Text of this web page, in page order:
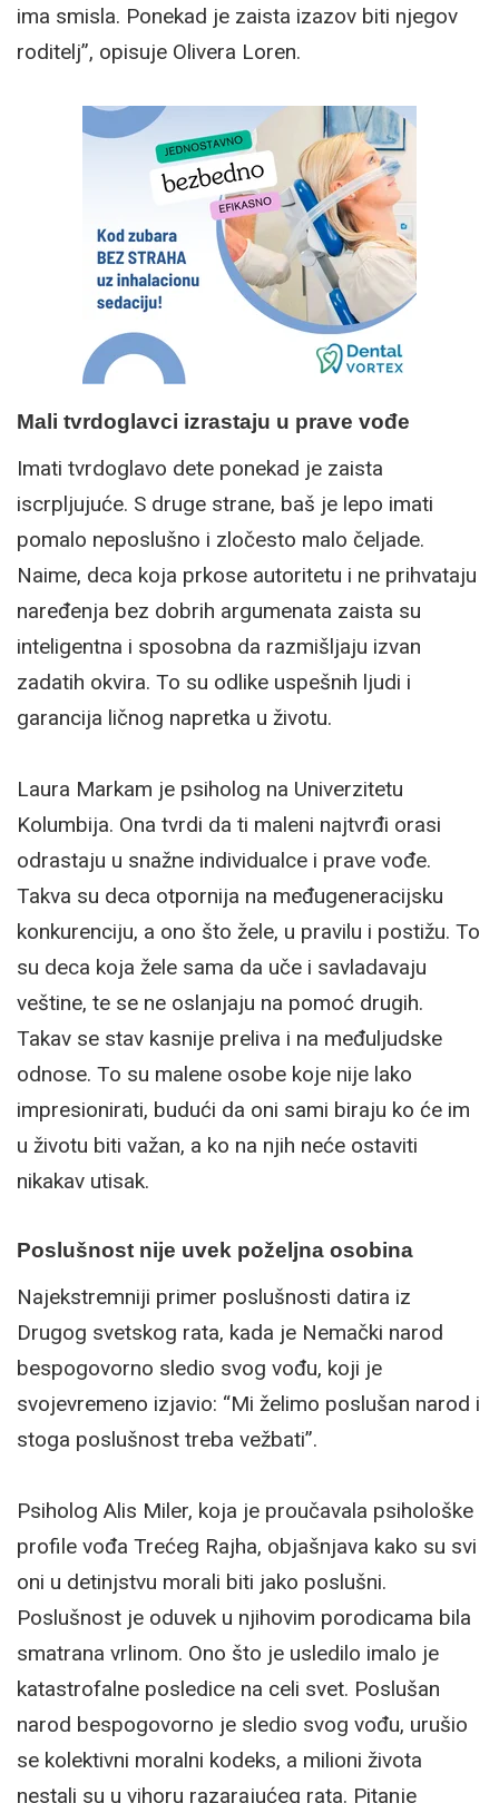
ima smisla. Ponekad je zaista izazov biti njegov
roditelj”, opisuje Olivera Loren.
Mali tvrdoglavci izrastaju u prave vođe
Imati tvrdoglavo dete ponekad je zaista
iscrpljujuće. S druge strane, baš je lepo imati
pomalo neposlušno i zločesto malo čeljade.
Naime, deca koja prkose autoritetu i ne prihvataju
naređenja bez dobrih argumenata zaista su
inteligentna i sposobna da razmišljaju izvan
zadatih okvira. To su odlike uspešnih ljudi i
garancija ličnog napretka u životu.
Laura Markam je psiholog na Univerzitetu
Kolumbija. Ona tvrdi da ti maleni najtvrđi orasi
odrastaju u snažne individualce i prave vođe.
Takva su deca otpornija na međugeneracijsku
konkurenciju, a ono što žele, u pravilu i postižu. To
su deca koja žele sama da uče i savladavaju
veštine, te se ne oslanjaju na pomoć drugih.
Takav se stav kasnije preliva i na međuljudske
odnose. To su malene osobe koje nije lako
impresionirati, budući da oni sami biraju ko će im
u životu biti važan, a ko na njih neće ostaviti
nikakav utisak.
Poslušnost nije uvek poželjna osobina
Najekstremniji primer poslušnosti datira iz
Drugog svetskog rata, kada je Nemački narod
bespogovorno sledio svog vođu, koji je
svojevremeno izjavio: “Mi želimo poslušan narod i
stoga poslušnost treba vežbati”.
Psiholog Alis Miler, koja je proučavala psihološke
profile vođa Trećeg Rajha, objašnjava kako su svi
oni u detinjstvu morali biti jako poslušni.
Poslušnost je oduvek u njihovim porodicama bila
smatrana vrlinom. Ono što je usledilo imalo je
katastrofalne posledice na celi svet. Poslušan
narod bespogovorno je sledio svog vođu, urušio
se kolektivni moralni kodeks, a milioni života
nestali su u vihoru razarajućeg rata. Pitanje